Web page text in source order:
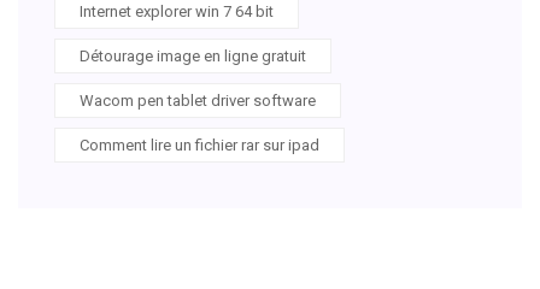
Internet explorer win 7 64 bit
Détourage image en ligne gratuit
Wacom pen tablet driver software
Comment lire un fichier rar sur ipad